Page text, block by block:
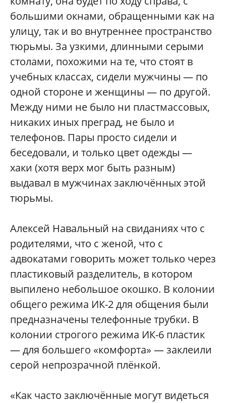
большими окнами, обращенными как на
улицу, так и во внутреннее пространство
тюрьмы. За узкими, длинными серыми
столами, похожими на те, что стоят в
учебных классах, сидели мужчины — по
одной стороне и женщины — по другой.
Между ними не было ни пластмассовых,
никаких иных преград, не было и
телефонов. Пары просто сидели и
беседовали, и только цвет одежды —
хаки (хотя верх мог быть разным)
выдавал в мужчинах заключённых этой
тюрьмы.
Алексей Навальный на свиданиях что с
родителями, что с женой, что с
адвокатами говорить может только через
пластиковый разделитель, в котором
выпилено небольшое окошко. В колонии
общего режима ИК-2 для общения были
предназначены телефонные трубки. В
колонии строгого режима ИК-6 пластик
— для большего «комфорта» — заклеили
серой непрозрачной плёнкой.
«Как часто заключённые могут видеться